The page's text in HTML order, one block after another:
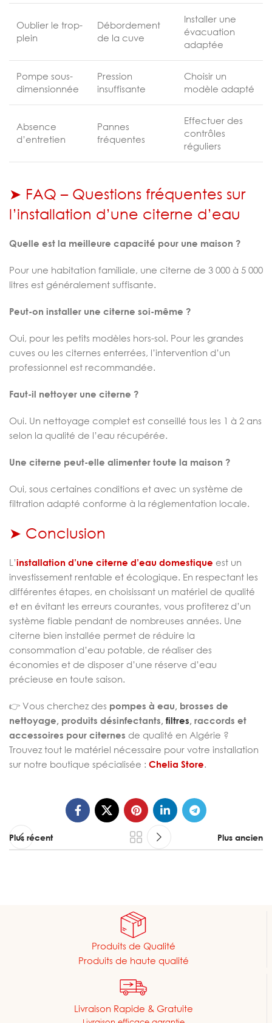
Oublier le trop-
plein
Débordement
de la cuve
Installer une
évacuation
adaptée
Pompe sous-
dimensionnée
Pression
insuffisante
Choisir un
modèle adapté
Absence
d’entretien
Pannes
fréquentes
Effectuer des
contrôles
réguliers
➤ FAQ – Questions fréquentes sur
l’installation d’une citerne d’eau
Quelle est la meilleure capacité pour une maison ?
Pour une habitation familiale, une citerne de 3 000 à 5 000
litres est généralement suffisante.
Peut-on installer une citerne soi-même ?
Oui, pour les petits modèles hors-sol. Pour les grandes
cuves ou les citernes enterrées, l’intervention d’un
professionnel est recommandée.
Faut-il nettoyer une citerne ?
Oui. Un nettoyage complet est conseillé tous les 1 à 2 ans
selon la qualité de l’eau récupérée.
Une citerne peut-elle alimenter toute la maison ?
Oui, sous certaines conditions et avec un système de
filtration adapté conforme à la réglementation locale.
➤ Conclusion
L’installation d’une citerne d’eau domestique est un
investissement rentable et écologique. En respectant les
différentes étapes, en choisissant un matériel de qualité
et en évitant les erreurs courantes, vous profiterez d’un
système fiable pendant de nombreuses années. Une
citerne bien installée permet de réduire la
consommation d’eau potable, de réaliser des
économies et de disposer d’une réserve d’eau
précieuse en toute saison.
👉 Vous cherchez des pompes à eau, brosses de
nettoyage, produits désinfectants, filtres, raccords et
accessoires pour citernes de qualité en Algérie ?
Trouvez tout le matériel nécessaire pour votre installation
sur notre boutique spécialisée : Chelia Store.
Plus récent Plus ancien
Produits de Qualité
Produits de haute qualité
Livraison Rapide & Gratuite